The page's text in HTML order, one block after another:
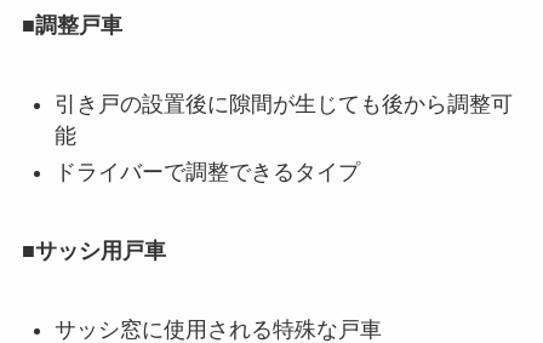
■調整戸車
引き戸の設置後に隙間が生じても後から調整可
能
ドライバーで調整できるタイプ
■サッシ用戸車
サッシ窓に使用される特殊な戸車